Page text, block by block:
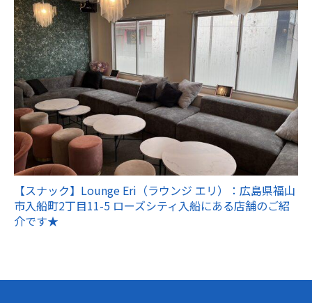
【スナック】Lounge Eri（ラウンジ エリ）：広島県福山
市入船町2丁目11-5 ローズシティ入船にある店舗のご紹
介です★